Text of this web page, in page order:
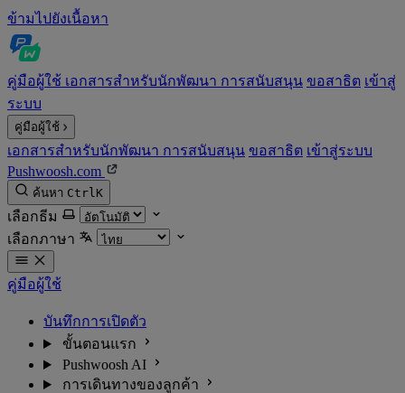
ข้ามไปยังเนื้อหา
คู่มือผู้ใช้ เอกสารสำหรับนักพัฒนา การสนับสนุน ขอสาธิต เข้าสู่
ระบบ
คู่มือผู้ใช้
เอกสารสำหรับนักพัฒนา การสนับสนุน ขอสาธิต เข้าสู่ระบบ
Pushwoosh.com
ค้นหา CtrlK
เลือกธีม
เลือกภาษา
คู่มือผู้ใช้
บันทึกการเปิดตัว
ขั้นตอนแรก
Pushwoosh AI
การเดินทางของลูกค้า